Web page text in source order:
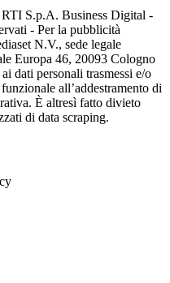
RTI S.p.A. Business Digital -
- Per la pubblicità
N.V., sede legale
Europa 46, 20093 Cologno
dati personali trasmessi e/o
all’addestramento di
È altresì fatto divieto
di data scraping.